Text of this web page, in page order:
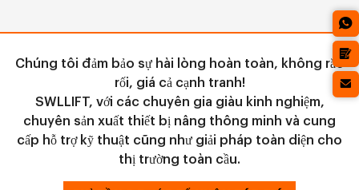
Chúng tôi đảm bảo sự hài lòng hoàn toàn, không rắc
rối, giá cả cạnh tranh!
SWLLIFT, với các chuyên gia giàu kinh nghiệm,
chuyên sản xuất thiết bị nâng thông minh và cung
cấp hỗ trợ kỹ thuật cũng như giải pháp toàn diện cho
thị trường toàn cầu.